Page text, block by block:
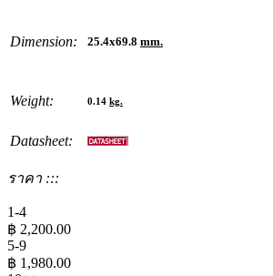
Dimension: 25.4x69.8 mm.
Weight: 0.14 kg.
Datasheet:
ราคา :::
1-4
฿ 2,200.00
5-9
฿ 1,980.00